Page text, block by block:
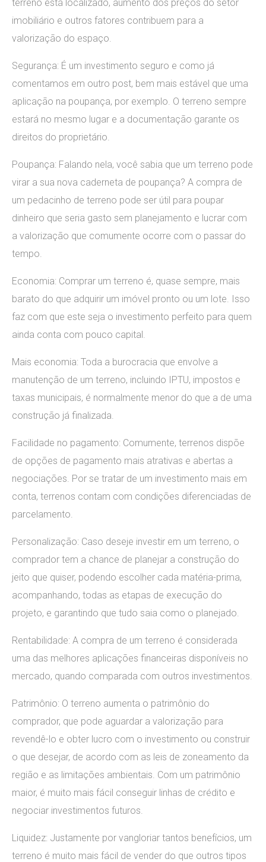
terreno está localizado, aumento dos preços do setor
imobiliário e outros fatores contribuem para a
valorização do espaço.
Segurança: É um investimento seguro e como já
comentamos em outro post, bem mais estável que uma
aplicação na poupança, por exemplo. O terreno sempre
estará no mesmo lugar e a documentação garante os
direitos do proprietário.
Poupança: Falando nela, você sabia que um terreno pode
virar a sua nova caderneta de poupança? A compra de
um pedacinho de terreno pode ser útil para poupar
dinheiro que seria gasto sem planejamento e lucrar com
a valorização que comumente ocorre com o passar do
tempo.
Economia: Comprar um terreno é, quase sempre, mais
barato do que adquirir um imóvel pronto ou um lote. Isso
faz com que este seja o investimento perfeito para quem
ainda conta com pouco capital.
Mais economia: Toda a burocracia que envolve a
manutenção de um terreno, incluindo IPTU, impostos e
taxas municipais, é normalmente menor do que a de uma
construção já finalizada.
Facilidade no pagamento: Comumente, terrenos dispõe
de opções de pagamento mais atrativas e abertas a
negociações. Por se tratar de um investimento mais em
conta, terrenos contam com condições diferenciadas de
parcelamento.
Personalização: Caso deseje investir em um terreno, o
comprador tem a chance de planejar a construção do
jeito que quiser, podendo escolher cada matéria-prima,
acompanhando, todas as etapas de execução do
projeto, e garantindo que tudo saia como o planejado.
Rentabilidade: A compra de um terreno é considerada
uma das melhores aplicações financeiras disponíveis no
mercado, quando comparada com outros investimentos.
Patrimônio: O terreno aumenta o patrimônio do
comprador, que pode aguardar a valorização para
revendê-lo e obter lucro com o investimento ou construir
o que desejar, de acordo com as leis de zoneamento da
região e as limitações ambientais. Com um patrimônio
maior, é muito mais fácil conseguir linhas de crédito e
negociar investimentos futuros.
Liquidez: Justamente por vangloriar tantos benefícios, um
terreno é muito mais fácil de vender do que outros tipos